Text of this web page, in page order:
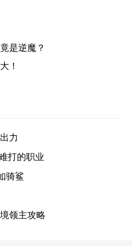
是逆魔？
！
力
打的职业
骑鲨
领主攻略